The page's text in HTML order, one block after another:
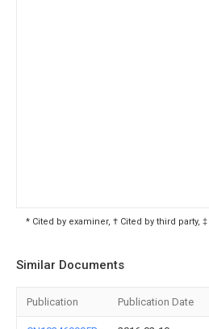
* Cited by examiner, † Cited by third party,
Similar Documents
Publication Publication Date